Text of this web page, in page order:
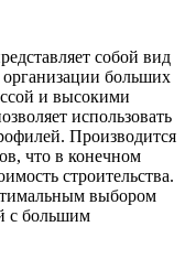
собой вид
больших
и высокими
использовать
Производится
что в конечном
строительства.
выбором
с большим